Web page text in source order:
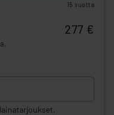
15 vuotta
277 €